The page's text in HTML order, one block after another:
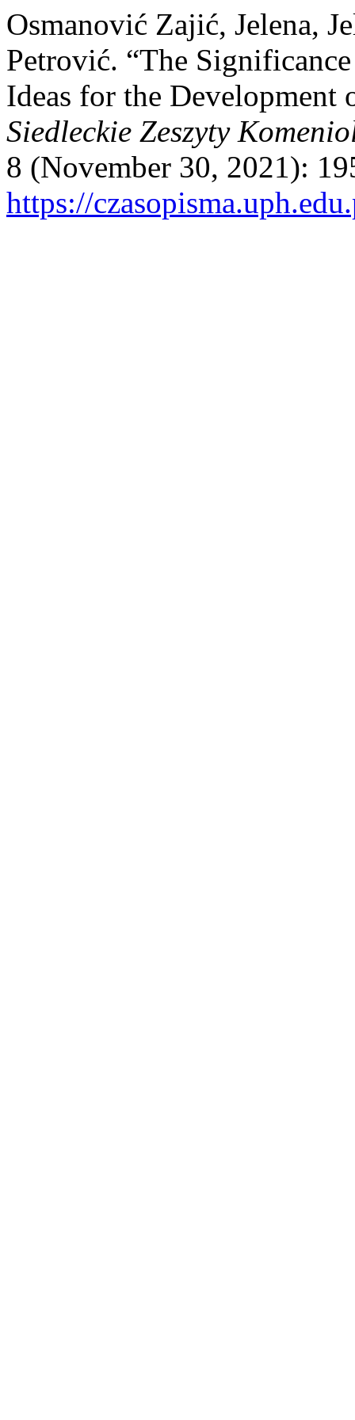
Osmanović Zajić, Jelena,
Petrović. “The
Ideas for the Development
Siedleckie Zeszyty
8 (November 30, 2021):
https://